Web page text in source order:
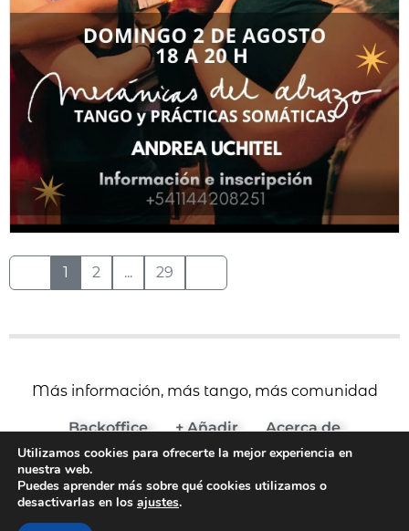
1 2 ... 29
Más información, más tango, más comunidad
Backoffice + Añadir
Acerca de
(c) 2024 Agenda del Tango
Aviso Legal y Términos de Uso
Política de Cookies
Utilizamos cookies para ofrecerte la mejor experiencia en
nuestra web.
Puedes aprender más sobre qué cookies utilizamos o
desactivarlas en los ajustes.